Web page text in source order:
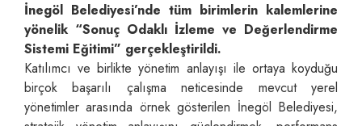
İnegöl Belediyesi’nde tüm birimlerin kalemlerine
yönelik “Sonuç Odaklı İzleme ve Değerlendirme
Sistemi Eğitimi” gerçekleştirildi.
Katılımcı ve birlikte yönetim anlayışı ile ortaya koyduğu
birçok başarılı çalışma neticesinde mevcut yerel
yönetimler arasında örnek gösterilen İnegöl Belediyesi,